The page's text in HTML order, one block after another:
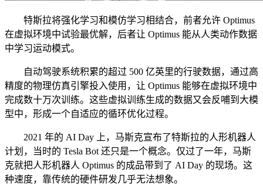
特斯拉将强化学习和模仿学习相结合，前者允许 Optimus
在虚拟环境中试验最优解，后者让 Optimus 能从人类动作数据
中学习运动模式。
自动驾驶系统积累的超过 500 亿英里的行驶数据，通过高
精度的物理仿真引擎投入使用，让 Optimus 能够在虚拟环境中
完成数十万次训练。这些虚拟训练生成的数据又会反哺到大模
型中，形成一个自适应的循环优化过程。
2021 年的 AI Day 上，马斯克宣布了特斯拉的人形机器人
计划，当时的 Tesla Bot 还只是一个概念。仅过了一年，马斯
克就把人形机器人 Optimus 的成品带到了 AI Day 的现场。这
种速度，靠传统的硬件研发几乎无法想象。